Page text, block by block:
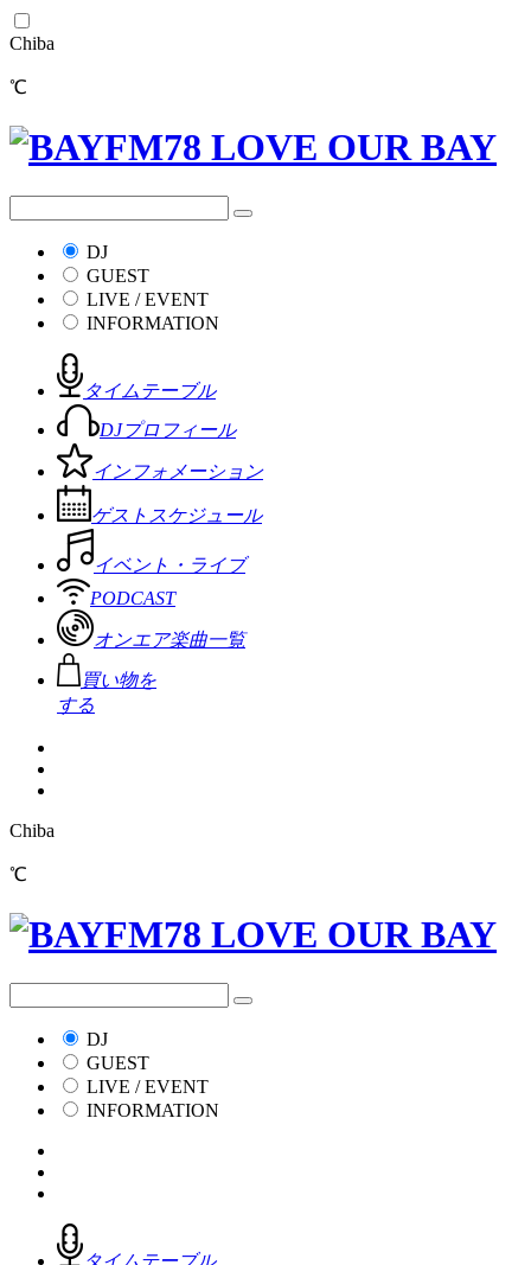
Chiba
℃
DJ
GUEST
LIVE / EVENT
INFORMATION
タイムテーブル
DJプロフィール
インフォメーション
ゲストスケジュール
イベント・ライブ
PODCAST
オンエア楽曲一覧
買い物を
する
Chiba
℃
DJ
GUEST
LIVE / EVENT
INFORMATION
タイムテーブル